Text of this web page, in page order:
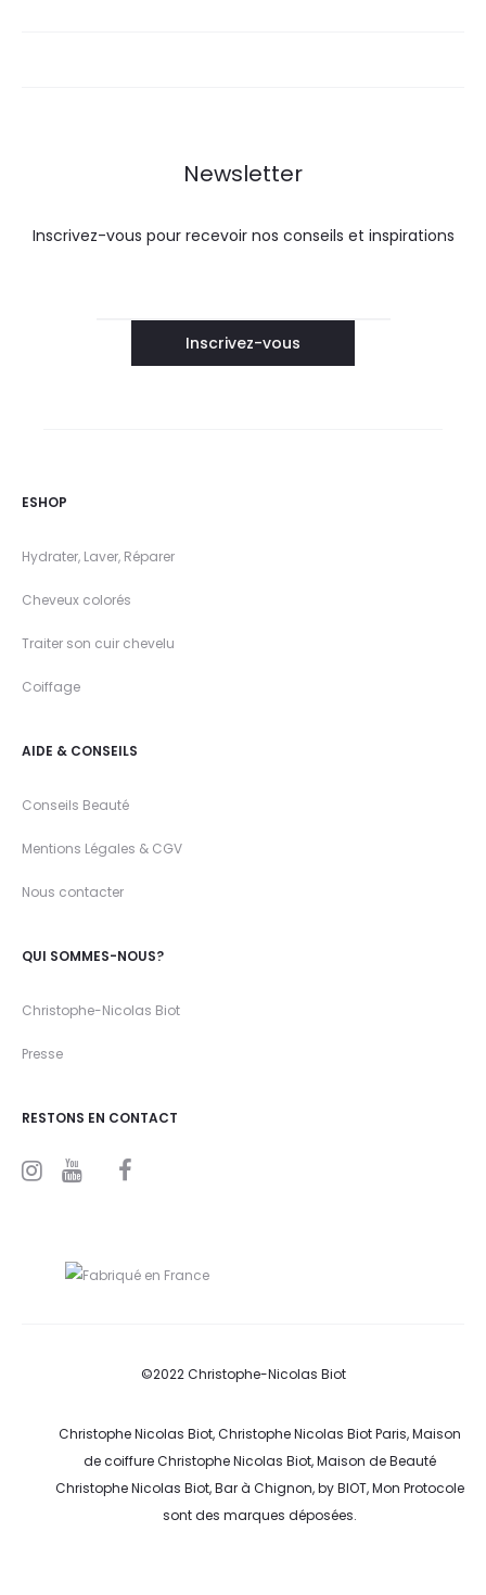
Newsletter
Inscrivez-vous pour recevoir nos conseils et inspirations
ESHOP
Hydrater, Laver, Réparer
Cheveux colorés
Traiter son cuir chevelu
Coiffage
AIDE & CONSEILS
Conseils Beauté
Mentions Légales & CGV
Nous contacter
QUI SOMMES-NOUS?
Christophe-Nicolas Biot
Presse
RESTONS EN CONTACT
u
b
©2022 Christophe-Nicolas Biot
Christophe Nicolas Biot, Christophe Nicolas Biot Paris, Maison
de coiffure Christophe Nicolas Biot, Maison de Beauté
Christophe Nicolas Biot, Bar à Chignon, by BIOT, Mon Protocole
sont des marques déposées.